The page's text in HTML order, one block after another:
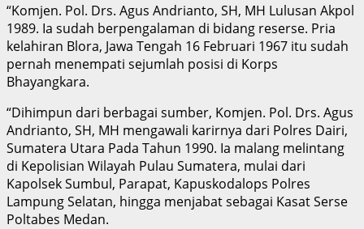
“Komjen. Pol. Drs. Agus Andrianto, SH, MH Lulusan Akpol
1989. Ia sudah berpengalaman di bidang reserse. Pria
kelahiran Blora, Jawa Tengah 16 Februari 1967 itu sudah
pernah menempati sejumlah posisi di Korps
Bhayangkara.
“Dihimpun dari berbagai sumber, Komjen. Pol. Drs. Agus
Andrianto, SH, MH mengawali karirnya dari Polres Dairi,
Sumatera Utara Pada Tahun 1990. Ia malang melintang
di Kepolisian Wilayah Pulau Sumatera, mulai dari
Kapolsek Sumbul, Parapat, Kapuskodalops Polres
Lampung Selatan, hingga menjabat sebagai Kasat Serse
Poltabes Medan.